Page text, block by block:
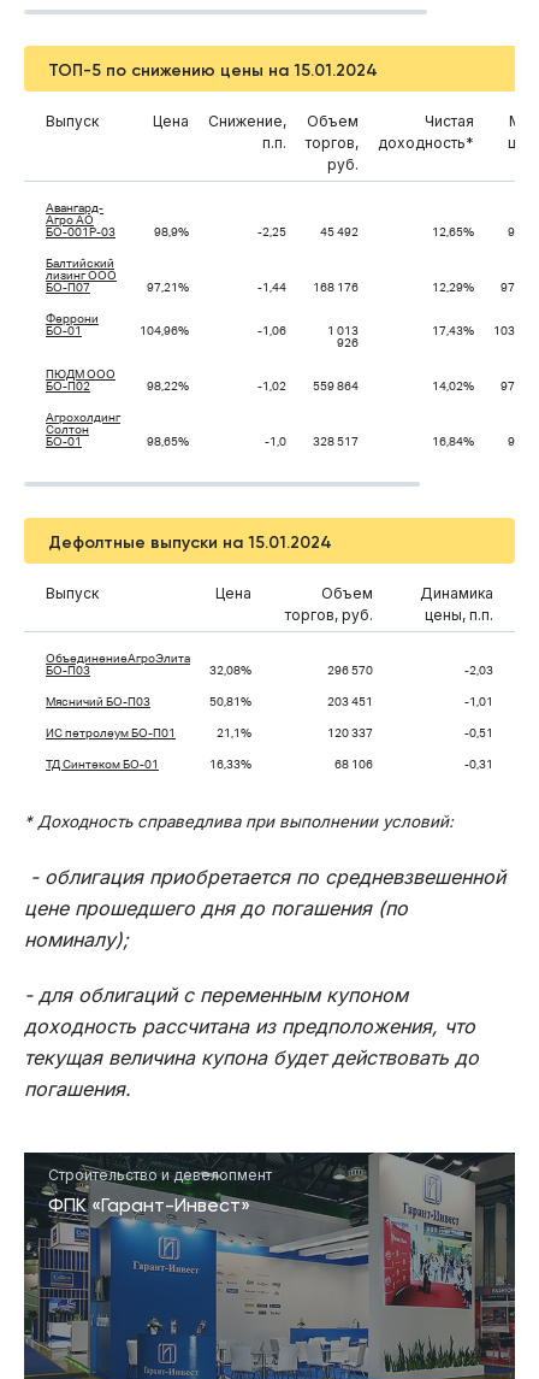
ТОП-5 по снижению цены на 15.01.2024
Выпуск Цена
Снижение,
п.п.
Объем
торгов,
руб.
Чистая
доходность*
Авангард-
Агро АО
БО-001P-03
98,9% -2,25 45 492 12,65%
Балтийский
лизинг ООО
БО-П07
97,21% -1,44 168 176 12,29%
Феррони
БО-01
104,96% -1,06
1 013
926
17,43%
ПЮДМ ООО
БО-П02
98,22% -1,02 559 864 14,02%
Агрохолдинг
Солтон
БО-01
98,65% -1,0 328 517 16,84%
Дефолтные выпуски на 15.01.2024
Выпуск Цена
Объем
торгов, руб.
Динамика
цены, п.п.
ОбъединениеАгроЭлита
БО-П03
32,08% 296 570 -2,03
Мясничий БО-П03 50,81% 203 451 -1,01
ИС петролеум БО-П01 21,1% 120 337 -0,51
ТД Синтеком БО-01 16,33% 68 106 -0,31
* Доходность справедлива при выполнении условий:
- облигация приобретается по средневзвешенной
цене прошедшего дня до погашения (по
номиналу);
- для облигаций с переменным купоном
доходность рассчитана из предположения, что
текущая величина купона будет действовать до
погашения.
Строительство и девелопмент
ФПК «Гарант-Инвест»